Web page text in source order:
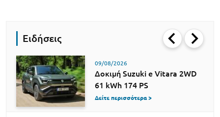
Ειδήσεις
09/08/2026
Δοκιμή Suzuki e Vitara 2WD
61 kWh 174 PS
Δείτε περισσότερα >